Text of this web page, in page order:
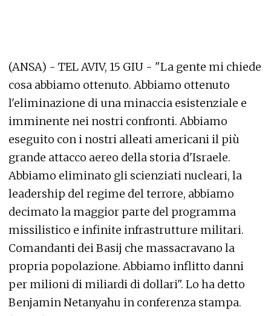
(ANSA) - TEL AVIV, 15 GIU - "La gente mi chiede
cosa abbiamo ottenuto. Abbiamo ottenuto
l'eliminazione di una minaccia esistenziale e
imminente nei nostri confronti. Abbiamo
eseguito con i nostri alleati americani il più
grande attacco aereo della storia d'Israele.
Abbiamo eliminato gli scienziati nucleari, la
leadership del regime del terrore, abbiamo
decimato la maggior parte del programma
missilistico e infinite infrastrutture militari.
Comandanti dei Basij che massacravano la
propria popolazione. Abbiamo inflitto danni
per milioni di miliardi di dollari". Lo ha detto
Benjamin Netanyahu in conferenza stampa.